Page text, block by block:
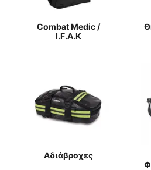
Combat Medic /
I.F.A.K
Αδιάβροχες